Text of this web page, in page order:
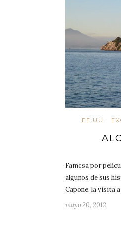
EE.UU.
Famosa por
algunos de sus
Capone, la visita
mayo 20, 2012